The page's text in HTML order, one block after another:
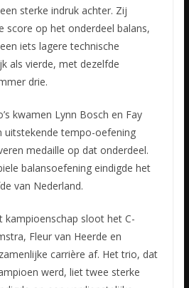
sterke indruk achter. Zij
score op het onderdeel balans,
iets lagere technische
als vierde, met dezelfde
drie.
kwamen Lynn Bosch en Fay
uitstekende tempo-oefening
medaille op dat onderdeel.
balansoefening eindigde het
van Nederland.
kampioenschap sloot het C-
Fleur van Heerde en
carrière af. Het trio, dat
werd, liet twee sterke